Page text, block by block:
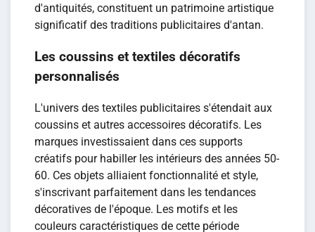
d'antiquités, constituent un patrimoine artistique
significatif des traditions publicitaires d'antan.
Les coussins et textiles décoratifs
personnalisés
L'univers des textiles publicitaires s'étendait aux
coussins et autres accessoires décoratifs. Les
marques investissaient dans ces supports
créatifs pour habiller les intérieurs des années 50-
60. Ces objets alliaient fonctionnalité et style,
s'inscrivant parfaitement dans les tendances
décoratives de l'époque. Les motifs et les
couleurs caractéristiques de cette période